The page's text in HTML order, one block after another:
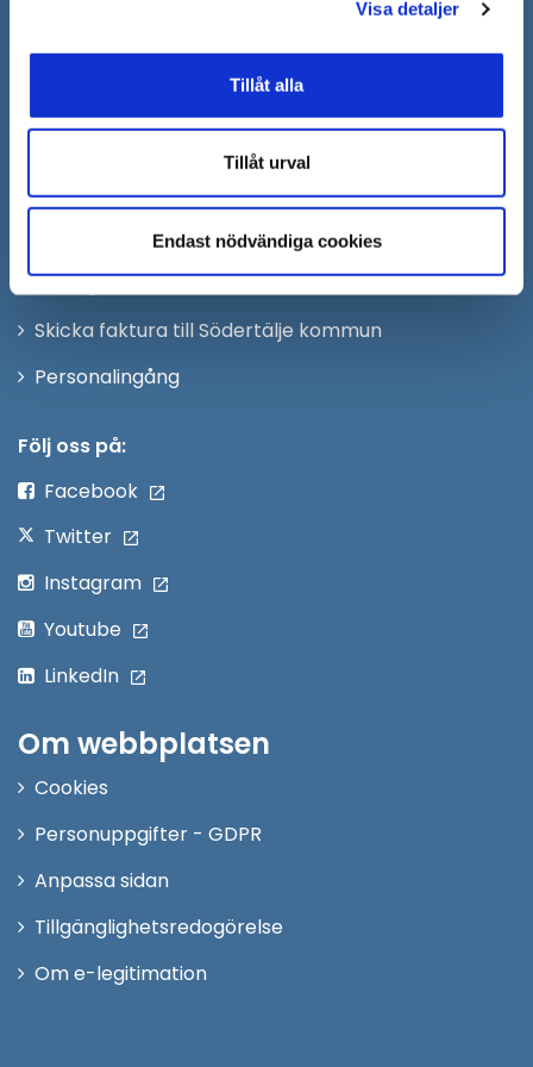
Visa detaljer
Tillåt alla
Tillåt urval
Endast nödvändiga cookies
till:sodertalje.kommun@sodertalje.se
Öppna
i
fönster
PressÖppna
fönster
Säkra meddelanden
Anslagstavla
Skicka faktura till Södertälje kommun
PersonalingångÖppna
Följ oss på:
Facebook
Twitter
Instagram
Youtube
LinkedIn
Om webbplatsen
Cookies
Personuppgifter - GDPR
Anpassa sidan
Tillgänglighetsredogörelse
Om e-legitimation